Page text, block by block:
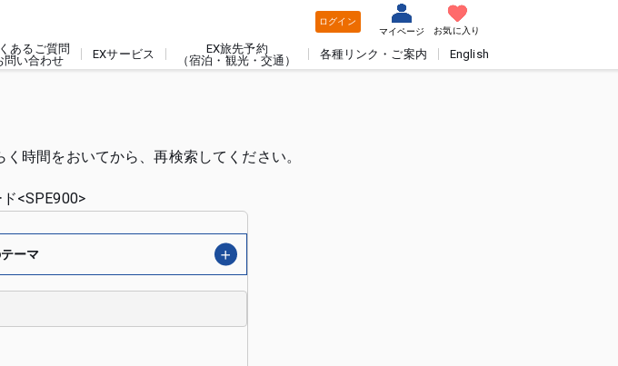
ログイン
マイページ
お気に入り
あるご質問
問い合わせ
EXサービス
EX旅先予約
（宿泊・観光・交通）
各種リンク・ご案内 English
時間をおいてから、再検索してください。
<SPE900>
ーマ